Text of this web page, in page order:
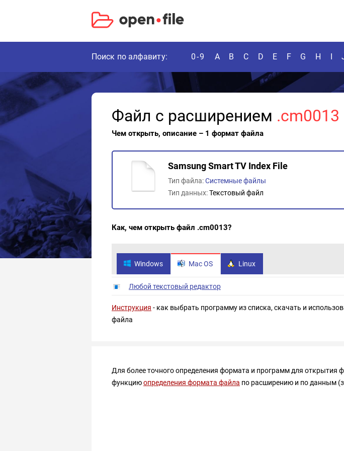
Поиск по алфавиту: 0-9 A B C D E F G H I
Файл с расширением .cm0013
Чем открыть, описание – 1 формат файла
Samsung Smart TV Index File
Тип файла:Системные файлы
Тип данных:Текстовый файл
Как, чем открыть файл .cm0013?
Windows Mac OS Linux
Любой текстовый редактор
Инструкция - как выбрать программу из списка, скачать и
файла
Для более точного определения формата и программ для открытия
функциюопределения формата файла по расширению и по данным